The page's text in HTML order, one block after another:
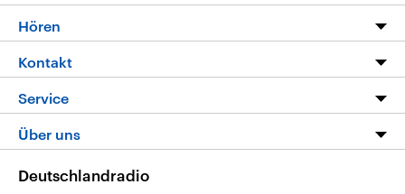
Programm
Die Nachrichten
Nachrichtenleicht
Neue Beiträge auf dlf.de
Hören
Livestream
Podcasts
Deutschlandfunk App
Nachrichten App
Kontakt
Hörerservice
Service
FAQ
Veranstaltungen
Über uns
Deutschlandradio